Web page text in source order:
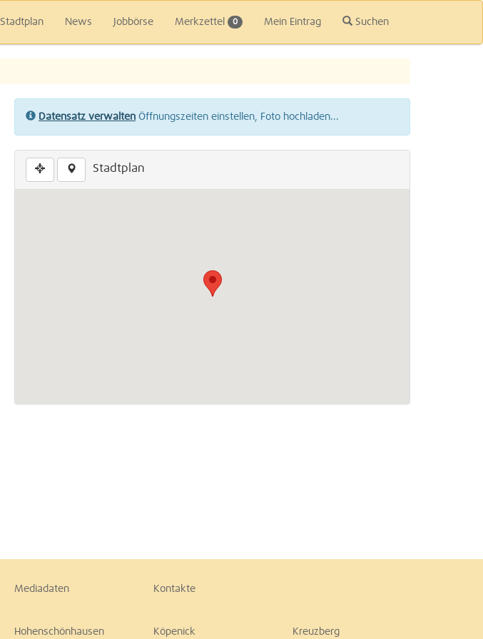
Stadtplan News Jobbörse Merkzettel 0 Mein Eintrag Suchen
Datensatz verwalten Öffnungszeiten einstellen, Foto hochladen...
Stadtplan
Mediadaten
Kontakte
Hohenschönhausen Köpenick Kreuzberg